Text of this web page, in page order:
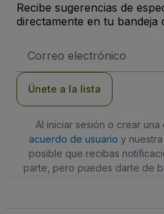
Recibe sugerencias de
directamente en tu bandeja
de
Únete a la lista
Al iniciar sesión o crear
acuerdo de usuario y nuestra
posible que recibas
parte, pero puedes darte de